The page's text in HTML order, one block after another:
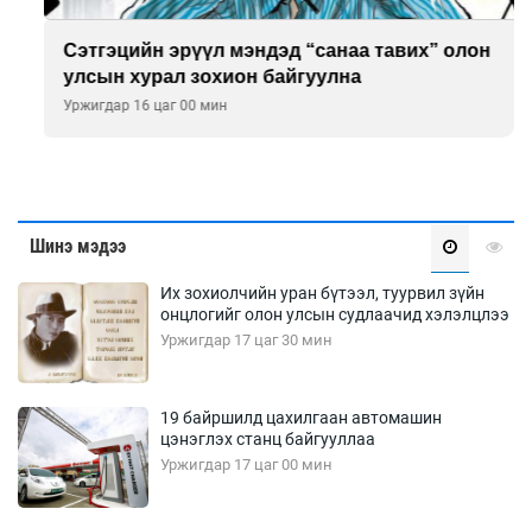
Сэтгэцийн эрүүл мэндэд “санаа тавих” олон
улсын хурал зохион байгуулна
Уржигдар 16 цаг 00 мин
Шинэ мэдээ
Их зохиолчийн уран бүтээл, туурвил зүйн
онцлогийг олон улсын судлаачид хэлэлцлээ
Уржигдар 17 цаг 30 мин
19 байршилд цахилгаан автомашин
цэнэглэх станц байгууллаа
Уржигдар 17 цаг 00 мин